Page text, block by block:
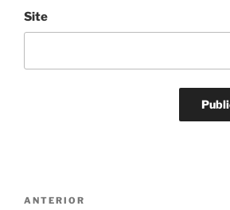
Site
Navegação
Post
ANTERIOR